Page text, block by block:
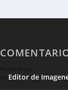
Editor de